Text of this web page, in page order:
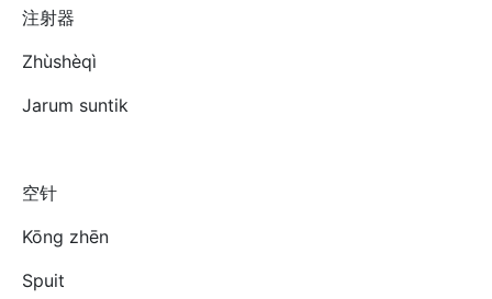
注射器
Zhùshèqì
Jarum suntik
空针
Kōng zhēn
Spuit